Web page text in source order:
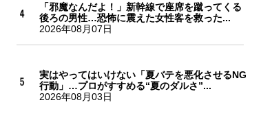
「邪魔なんだよ！」新幹線で座席を蹴ってくる
後ろの男性…恐怖に震えた女性客を救った...
2026年08月07日
実はやってはいけない「夏バテを悪化させるNG
行動」…プロがすすめる“夏のダルさ”...
2026年08月03日